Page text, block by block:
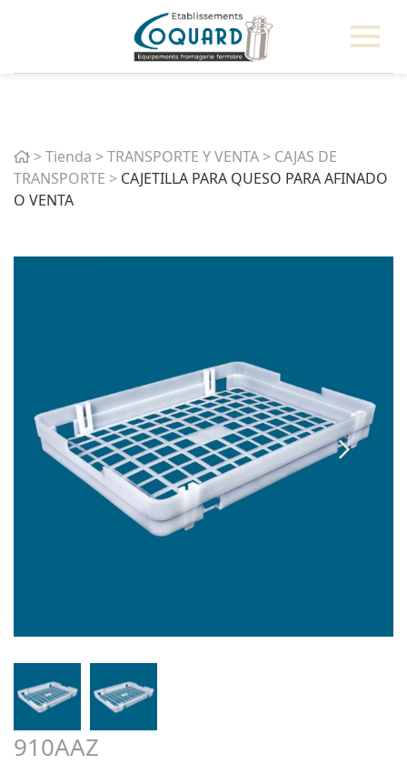
Home
>Tienda >TRANSPORTE Y VENTA > CAJAS DE
TRANSPORTE > CAJETILLA PARA QUESO PARA AFINADO
O VENTA
910AAZ